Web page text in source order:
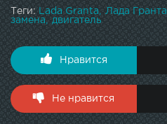
Теги: Lada Granta Лада Гранта
замена
двигатель
Нравится
Не нравится